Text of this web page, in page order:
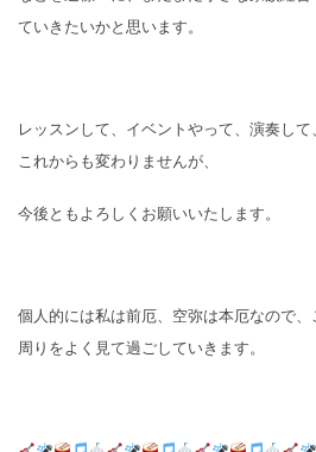
ていきたいかと思います。
レッスンして、イベントやって、演奏し
これからも変わりませんが、
今後ともよろしくお願いいたします。
個人的には私は前厄、空弥は本厄なので、
周りをよく見て過ごしていきます。